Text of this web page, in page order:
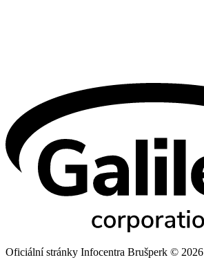
Oficiální stránky Infocentra Brušperk © 2026